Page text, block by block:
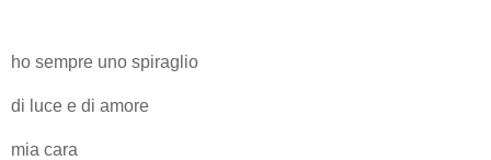
ho sempre uno spiraglio
di luce e di amore
mia cara